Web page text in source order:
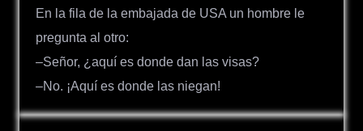
En la fila de la embajada de USA un hombre le
pregunta al otro:
–Señor, ¿aquí es donde dan las visas?
–No. ¡Aquí es donde las niegan!